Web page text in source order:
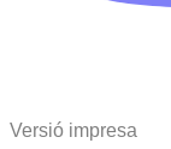
Versió impresa